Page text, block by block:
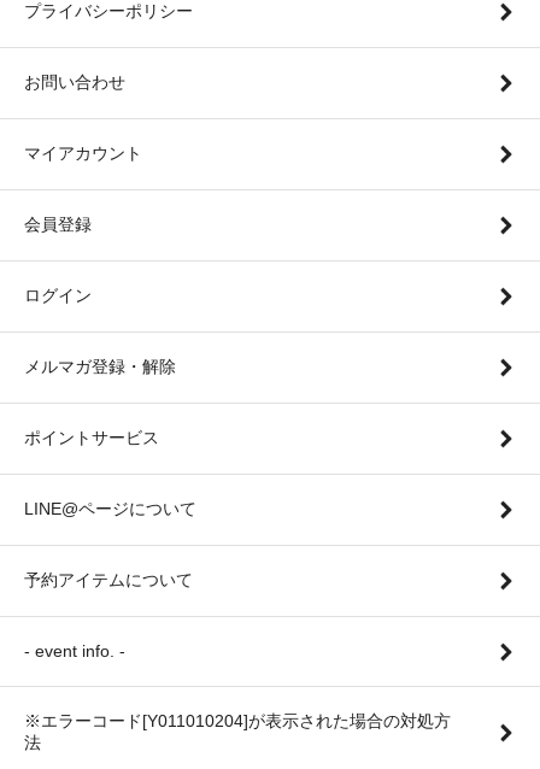
プライバシーポリシー
お問い合わせ
マイアカウント
会員登録
ログイン
メルマガ登録・解除
ポイントサービス
LINE@ページについて
予約アイテムについて
- event info. -
※エラーコード[Y011010204]が表示された場合の対処方
法